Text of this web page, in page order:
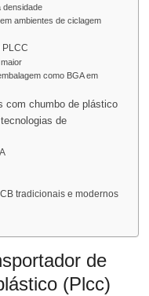
densidade
ambientes de ciclagem
PLCC
como BGA em
com chumbo de plástico
de
tradicionais e modernos
de
(Plcc)